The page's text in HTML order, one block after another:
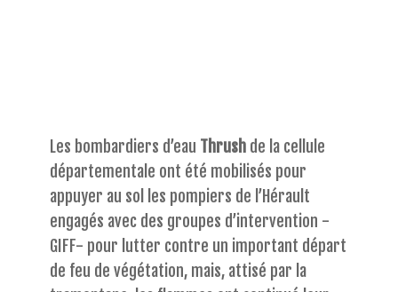
Les bombardiers d’eau Thrush de la cellule
départementale ont été mobilisés pour
appuyer au sol les pompiers de l’Hérault
engagés avec des groupes d’intervention -
GIFF- pour lutter contre un important départ
de feu de végétation, mais, attisé par la